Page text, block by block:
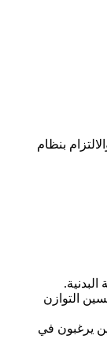
بنظام
التوازن
يرغبون في